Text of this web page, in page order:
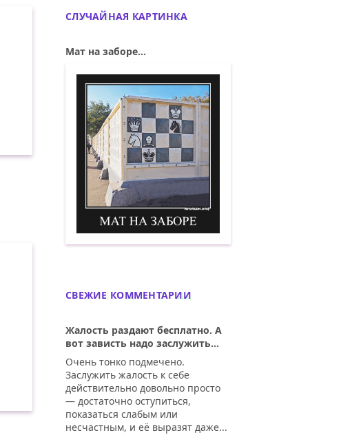
СЛУЧАЙНАЯ КАРТИНКА
Мат на заборе...
Мат на заборе. Демотиватор
СВЕЖИЕ КОММЕНТАРИИ
Жалость раздают бесплатно. А
вот зависть надо заслужить...
Очень тонко подмечено.
Заслужить жалость к себе
действительно довольно просто
— достаточно оступиться,
показаться слабым или
несчастным, и её выразят даже...